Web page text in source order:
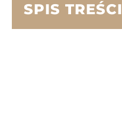
SPIS TREŚCI